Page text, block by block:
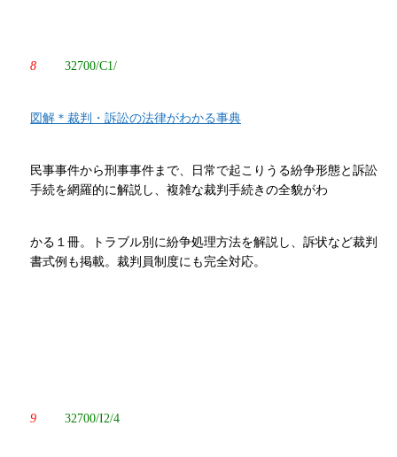
8 32700/C1/
図解＊裁判・訴訟の法律がわかる事典
民事事件から刑事事件まで、日常で起こりうる紛争形態と訴訟
手続を網羅的に解説し、複雑な裁判手続きの全貌がわ
かる１冊。トラブル別に紛争処理方法を解説し、訴状など裁判
書式例も掲載。裁判員制度にも完全対応。
9 32700/I2/4